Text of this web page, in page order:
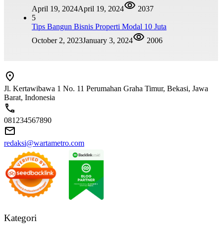
April 19, 2024April 19, 2024
2037
5
Tips Bangun Bisnis Properti Modal 10 Juta
October 2, 2023January 3, 2024 2006
Jl. Kertawibawa 1 No. 11 Perumahan Graha Timur, Bekasi, Jawa
Barat, Indonesia
081234567890
redaksi@wartametro.com
Kategori